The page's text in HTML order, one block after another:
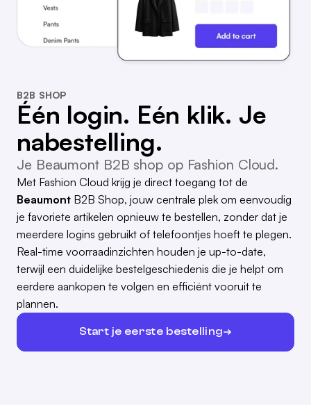
B2B SHOP
Één login. Eén klik. Je
nabestelling.
Je Beaumont B2B shop op Fashion Cloud.
Met Fashion Cloud krijg je direct toegang tot de
Beaumont B2B Shop, jouw centrale plek om eenvoudig
je favoriete artikelen opnieuw te bestellen, zonder dat je
meerdere logins gebruikt of telefoontjes hoeft te plegen.
Real-time voorraadinzichten houden je up-to-date,
terwijl een duidelijke bestelgeschiedenis die je helpt om
eerdere aankopen te volgen en efficiënt vooruit te
plannen.
Start je eerste bestelling